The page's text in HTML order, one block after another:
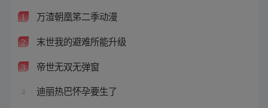
1 万渣朝凰笫二季动漫
2 末世我的避难所能升级
3 帝世无双无弹窗
4 迪丽热巴怀孕要生了